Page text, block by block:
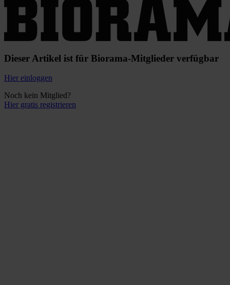
Dieser Artikel ist für Biorama-Mitglieder verfügbar
Hier einloggen
Noch kein Mitglied?
Hier gratis registrieren